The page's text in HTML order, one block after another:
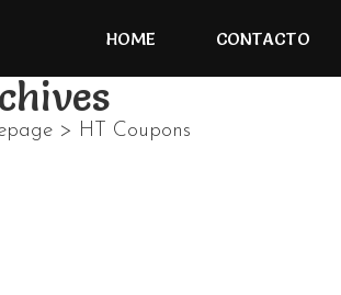
HOME CONTACTO
> HT Coupons